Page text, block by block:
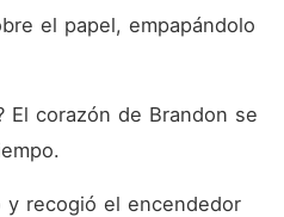
el papel, empapándolo
El corazón de Brandon se
recogió el encendedor